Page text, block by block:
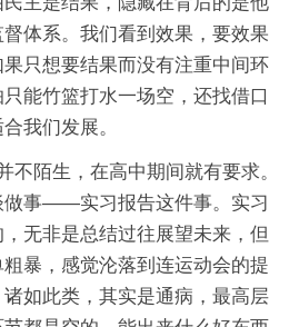
体系。我们看到效果，要效果
只想要结果而没有注重中间环
能竹篮打水一场空，还找借口
我们发展。
不陌生，在高中期间就有要求。
做事——实习报告这件事。实习
无非是总结过往展望未来，但
暴，感觉沦落到连运动会的提
如此类，其实是通病，最高层